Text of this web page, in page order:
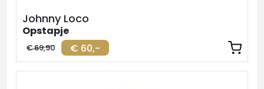
Johnny Loco
Opstapje
€ 60,-
€ 69,90